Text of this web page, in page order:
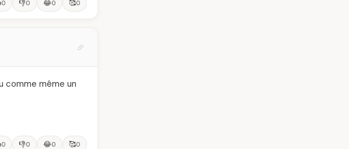
0 👎0 😂0 🥰0
comme même un
0 👎0 😂0 🥰0